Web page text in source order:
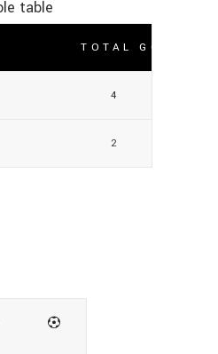
TOTAL GOLES
4
2